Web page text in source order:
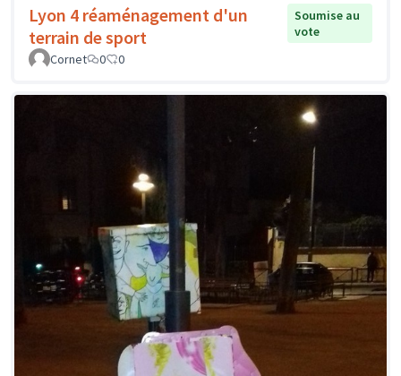
Lyon 4 réaménagement d'un
terrain de sport
Soumise au
vote
Cornet
0 0